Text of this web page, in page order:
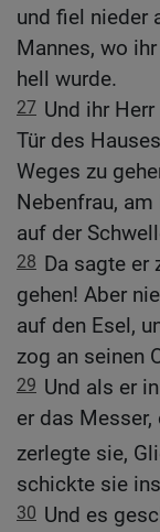
und fiel nieder
Mannes, wo
hell wurde.
27 Und ihr
Tür des
Weges zu
Nebenfrau,
auf der
28 Da sagte er
gehen! Aber
auf den Esel,
zog an seinen
29 Und als er
er das
zerlegte sie,
schickte sie
30 Und es